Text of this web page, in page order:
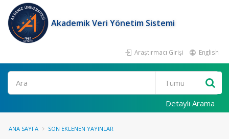
Akademik Veri Yönetim Sistemi
Araştırmacı Girişi English
Ara
Detaylı Arama
ANA SAYFA SON EKLENEN YAYINLAR